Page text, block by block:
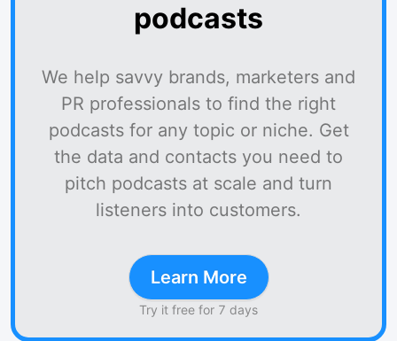
podcasts
We help savvy brands, marketers and
PR professionals to find the right
podcasts for any topic or niche. Get
the data and contacts you need to
pitch podcasts at scale and turn
listeners into customers.
Learn More
Try it free for 7 days